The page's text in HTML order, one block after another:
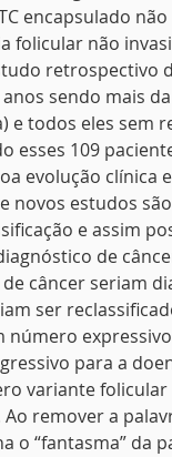
encapsulado
folicular não
retrospectivo
sendo mais
todos eles sem
esses 109
evolução clínica
novos estudos
e assim
de
câncer seriam
ser
para a
variante folicular
remover a
o “fantasma” da